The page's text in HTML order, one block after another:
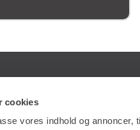
cookies
vores indhold og annoncer,
GENVEJE